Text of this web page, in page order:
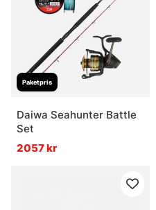
Paketpris
Daiwa Seahunter Battle
Set
2057 kr